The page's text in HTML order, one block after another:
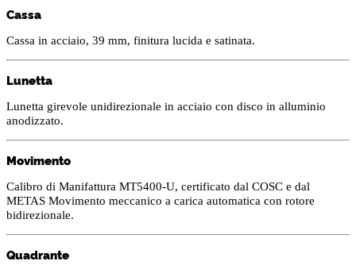
Cassa
Cassa in acciaio, 39 mm, finitura lucida e satinata.
Lunetta
Lunetta girevole unidirezionale in acciaio con disco in alluminio
anodizzato.
Movimento
Calibro di Manifattura MT5400-U, certificato dal COSC e dal
METAS Movimento meccanico a carica automatica con rotore
bidirezionale.
Quadrante